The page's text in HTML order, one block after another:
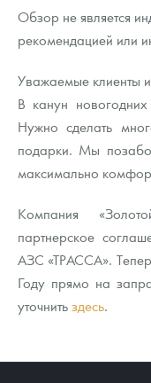
Обзор не является
рекомендацией или
Уважаемые клиенты
В канун
Нужно сделать
подарки. Мы
максимально
Компания
партнерское
АЗС «ТРАССА».
Году прямо на
уточнитьздесь.